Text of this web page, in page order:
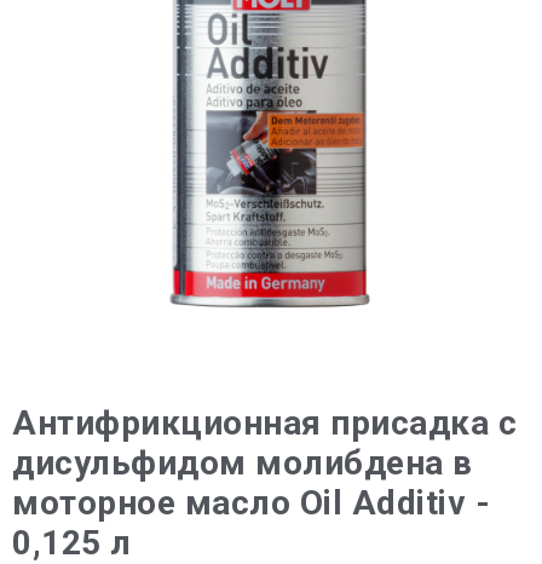
Антифрикционная присадка с
дисульфидом молибдена в
моторное масло Oil Additiv -
0,125 л